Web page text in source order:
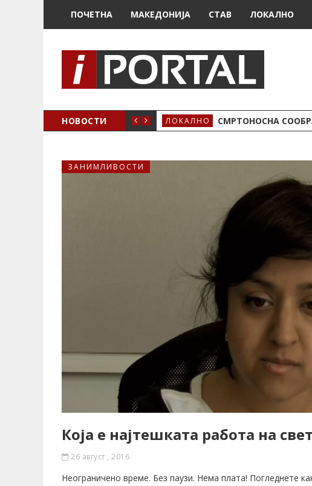
ПОЧЕТНА МАКЕДОНИЈА СТАВ ЛОКАЛНО
НОВОСТИ ЛОКАЛНО СМРТОНОСНА
ЗАНИМЛИВОСТИ
Која е најтешката работа на
26 август , 2016
Неограничено време. Без паузи. Нема плата! Погледнете